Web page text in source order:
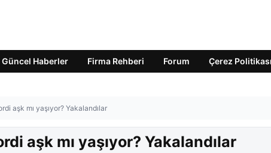
Güncel Haberler Firma Rehberi Forum Çerez Politikası
aşk mı yaşıyor? Yakalandılar
aşk mı yaşıyor? Yakalandılar